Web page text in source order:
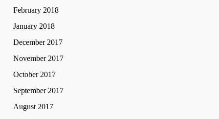
February 2018
January 2018
December 2017
November 2017
October 2017
September 2017
August 2017